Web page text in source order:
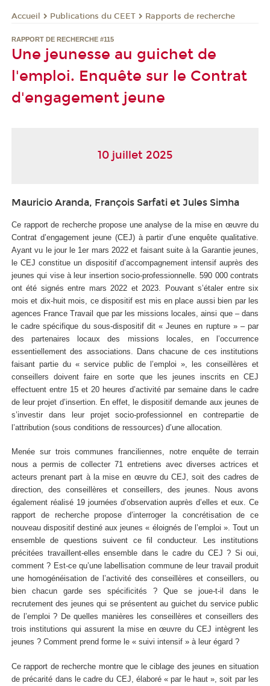
Accueil Publications du CEET Rapports de recherche
RAPPORT DE RECHERCHE #115
Une jeunesse au guichet de
l'emploi. Enquête sur le Contrat
d'engagement jeune
10 juillet 2025
Mauricio Aranda, François Sarfati et Jules Simha
Ce rapport de recherche propose une analyse de la mise en œuvre du
Contrat d’engagement jeune (CEJ) à partir d’une enquête qualitative.
Ayant vu le jour le 1er mars 2022 et faisant suite à la Garantie jeunes,
le CEJ constitue un dispositif d’accompagnement intensif auprès des
jeunes qui vise à leur insertion socio-professionnelle. 590 000 contrats
ont été signés entre mars 2022 et 2023. Pouvant s’étaler entre six
mois et dix-huit mois, ce dispositif est mis en place aussi bien par les
agences France Travail que par les missions locales, ainsi que – dans
le cadre spécifique du sous-dispositif dit « Jeunes en rupture » – par
des partenaires locaux des missions locales, en l’occurrence
essentiellement des associations. Dans chacune de ces institutions
faisant partie du « service public de l’emploi », les conseillères et
conseillers doivent faire en sorte que les jeunes inscrits en CEJ
effectuent entre 15 et 20 heures d’activité par semaine dans le cadre
de leur projet d’insertion. En effet, le dispositif demande aux jeunes de
s’investir dans leur projet socio-professionnel en contrepartie de
l’attribution (sous conditions de ressources) d’une allocation.
Menée sur trois communes franciliennes, notre enquête de terrain
nous a permis de collecter 71 entretiens avec diverses actrices et
acteurs prenant part à la mise en œuvre du CEJ, soit des cadres de
direction, des conseillères et conseillers, des jeunes. Nous avons
également réalisé 19 journées d’observation auprès d’elles et eux. Ce
rapport de recherche propose d’interroger la concrétisation de ce
nouveau dispositif destiné aux jeunes « éloignés de l’emploi ». Tout un
ensemble de questions suivent ce fil conducteur. Les institutions
précitées travaillent-elles ensemble dans le cadre du CEJ ? Si oui,
comment ? Est-ce qu’une labellisation commune de leur travail produit
une homogénéisation de l’activité des conseillères et conseillers, ou
bien chacun garde ses spécificités ? Que se joue-t-il dans le
recrutement des jeunes qui se présentent au guichet du service public
de l’emploi ? De quelles manières les conseillères et conseillers des
trois institutions qui assurent la mise en œuvre du CEJ intègrent les
jeunes ? Comment prend forme le « suivi intensif » à leur égard ?
Ce rapport de recherche montre que le ciblage des jeunes en situation
de précarité dans le cadre du CEJ, élaboré « par le haut », soit par les